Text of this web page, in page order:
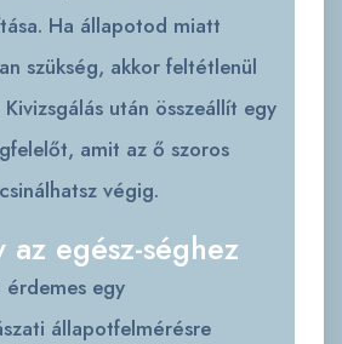
Ha állapotod miatt
szükség, akkor feltétlenül
után összeállít egy
amit az ő szoros
végig.
az egész-séghez
érdemes egy
állapotfelmérésre